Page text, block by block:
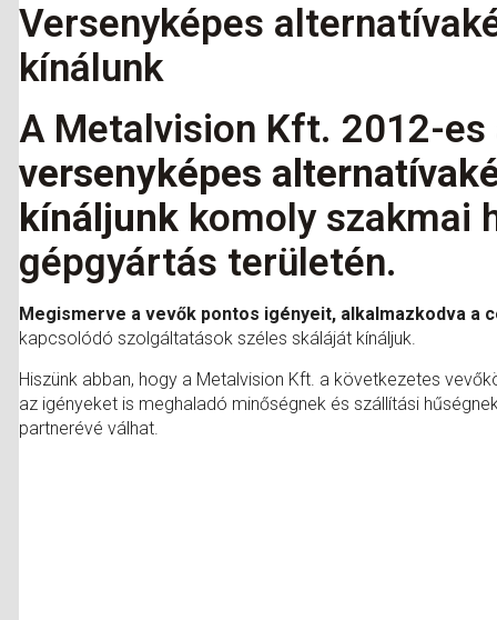
Versenyképes
kínálunk
A Metalvision Kft. 2012-
versenyképes
kínáljunk komoly szakmai
gépgyártás területén.
Megismerve a vevők pontos igényeit, alkalmazkodva a
kapcsolódó szolgáltatások széles skáláját kínáljuk.
Hiszünk abban, hogy a Metalvision Kft. a következetes
az igényeket is meghaladó minőségnek és szállítási
partnerévé válhat.